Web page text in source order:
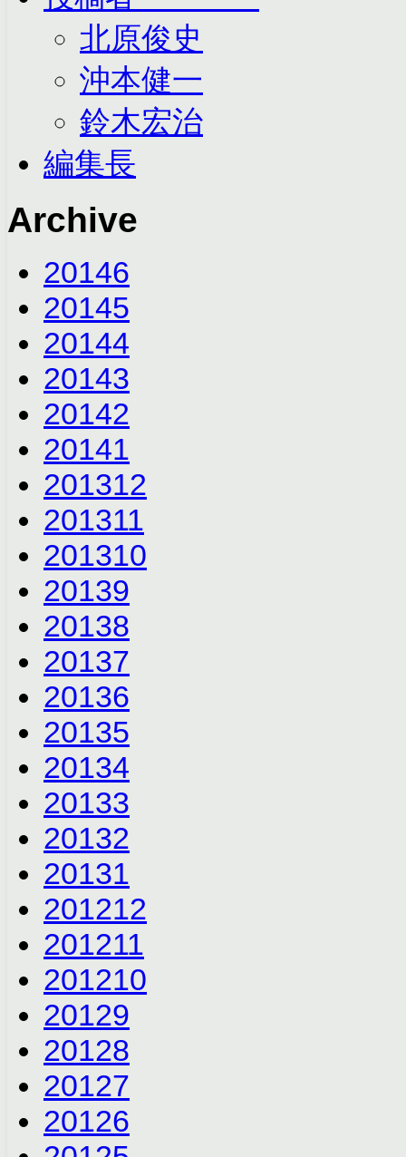
北原俊史
沖本健一
鈴木宏治
編集長
Archive
20146
20145
20144
20143
20142
20141
201312
201311
201310
20139
20138
20137
20136
20135
20134
20133
20132
20131
201212
201211
201210
20129
20128
20127
20126